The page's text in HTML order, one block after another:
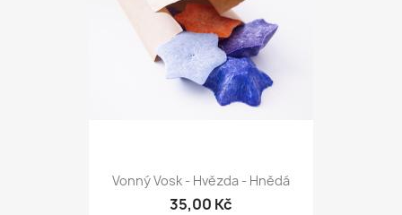
Vonný Vosk - Hvězda - Hnědá
35,00 Kč